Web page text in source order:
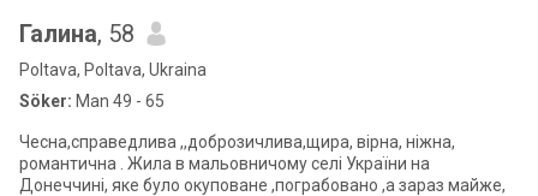
Галина, 58
Poltava, Poltava, Ukraina
Söker: Man 49 - 65
Чесна,справедлива ,,доброзичлива,щира, вірна, ніжна,
романтична . Жила в мальовничому селі України на
Донеччині, яке було окуповане ,пограбовано ,а зараз майже,